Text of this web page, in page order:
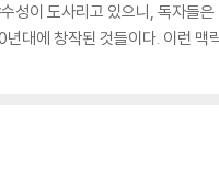
성이 도사리고 있으니, 독자들
대에 창작된 것들이다. 이런 맥